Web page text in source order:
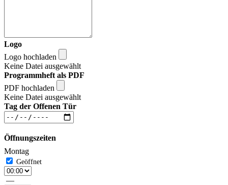
Logo
Logo hochladen
Keine Datei ausgewählt
Programmheft als PDF
PDF hochladen
Keine Datei ausgewählt
Tag der Offenen Tür
Öffnungszeiten
Montag
—